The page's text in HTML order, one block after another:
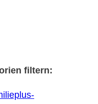
filtern: